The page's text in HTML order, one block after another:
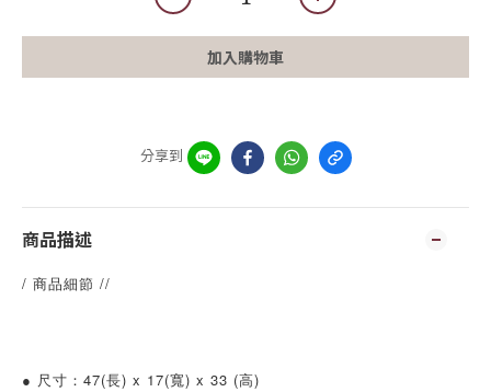
加入購物車
分享到
商品描述
/ 商品細節 //
● 尺寸：47(長) x 17(寬) x 33 (高)